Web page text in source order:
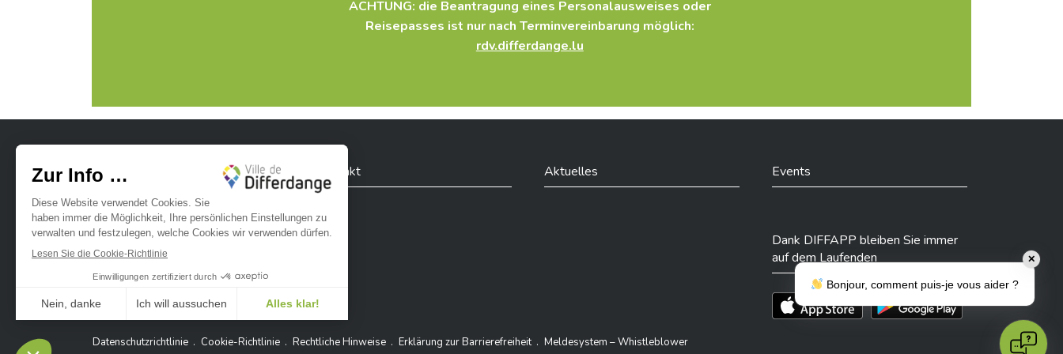
TS-CE CTIE Personalausweise
Nachname(n) und Vorname(n) des/der Ausweisinhaber(s)
ACHTUNG: die Beantragung eines Personalausweises oder
Reisepasses ist nur nach Terminvereinbarung möglich:
rdv.differdange.lu
Ville de Differdange sur Facebook
Ville de Differdange sur Instagram
Ville de Differdange sur YouTube
Ville de Differdange sur TikTok
Ville de Differdange sur Linkedin
Hoplr
Kontakt Aktuelles Events
Dank DIFFAPP bleiben Sie immer
auf dem Laufenden
Téléchargez l'app sur l'App StoreTéléchargez l'app sur Play Store
Datenschutzrichtlinie Cookie-Richtlinie Rechtliche Hinweise Erklärung zur Barrierefreiheit Meldesystem – Whistleblower
✕
Bonjour, comment puis-je vous aider ?